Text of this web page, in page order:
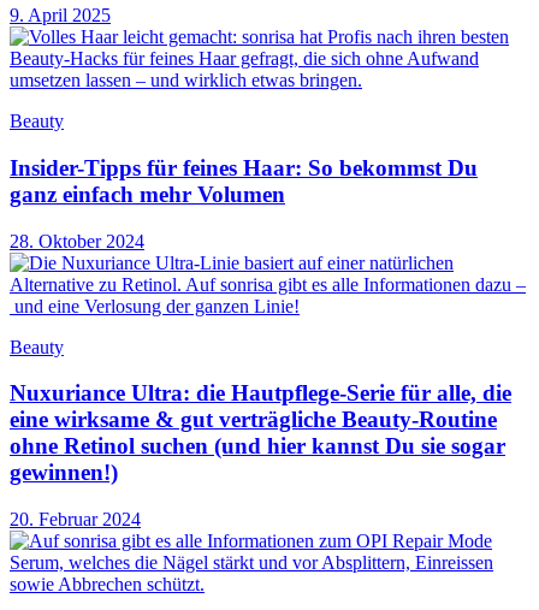
9. April 2025
Beauty
Insider-Tipps für feines Haar: So bekommst Du
ganz einfach mehr Volumen
28. Oktober 2024
Beauty
Nuxuriance Ultra: die Hautpflege-Serie für alle, die
eine wirksame & gut verträgliche Beauty-Routine
ohne Retinol suchen (und hier kannst Du sie sogar
gewinnen!)
20. Februar 2024